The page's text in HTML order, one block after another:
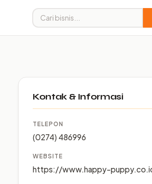
Kontak & Informasi
TELEPON
(0274) 486996
WEBSITE
https://www.happy-